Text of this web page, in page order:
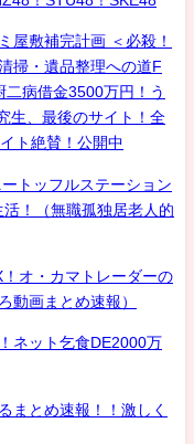
屋敷補完計画 ＜必殺！
掃・遺品整理への道F
病借金3500万円！う
生、最後のサイト！全
ト絶賛！公開中
トッフルステーション
！（無職孤独居老人的
オ・カマトレーダーの
画まとめ速報）
ネット乞食DE2000万
まとめ速報！！激しく